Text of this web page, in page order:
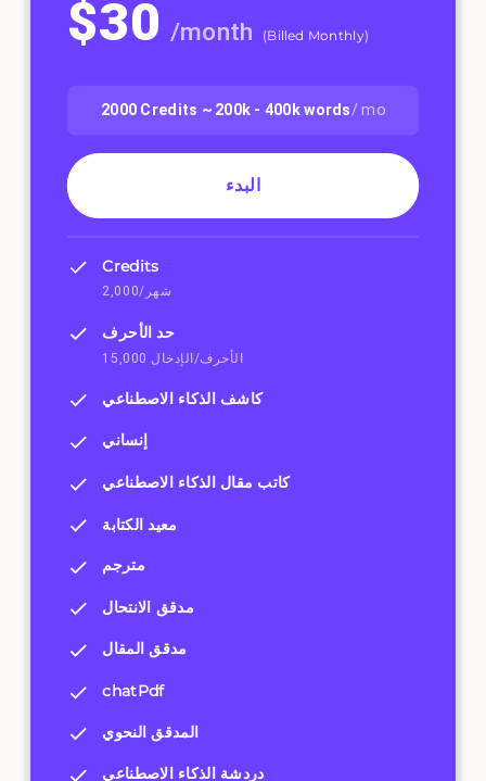
$30 /month (Billed Monthly)
2000 Credits ~ 200k - 400kwords/ mo
البدء
Credits
2,000/شهر
حد الأحرف
15,000 الأحرف/الإدخال
كاشف الذكاء الاصطناعي
إنساني
كاتب مقال الذكاء الاصطناعي
معيد الكتابة
مترجم
مدقق الانتحال
مدقق المقال
chatPdf
المدقق النحوي
دردشة الذكاء الاصطناعي